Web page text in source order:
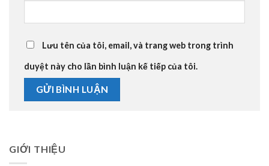
Lưu tên của tôi, email, và trang web trong trình
duyệt này cho lần bình luận kế tiếp của tôi.
GIỚI THIỆU